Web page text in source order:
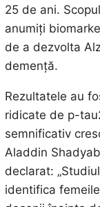
25 de ani.
anumiți
de a dezvolta
demență.
Rezultatele au
ridicate de p-
semnificativ
Aladdin
declarat:
identifica